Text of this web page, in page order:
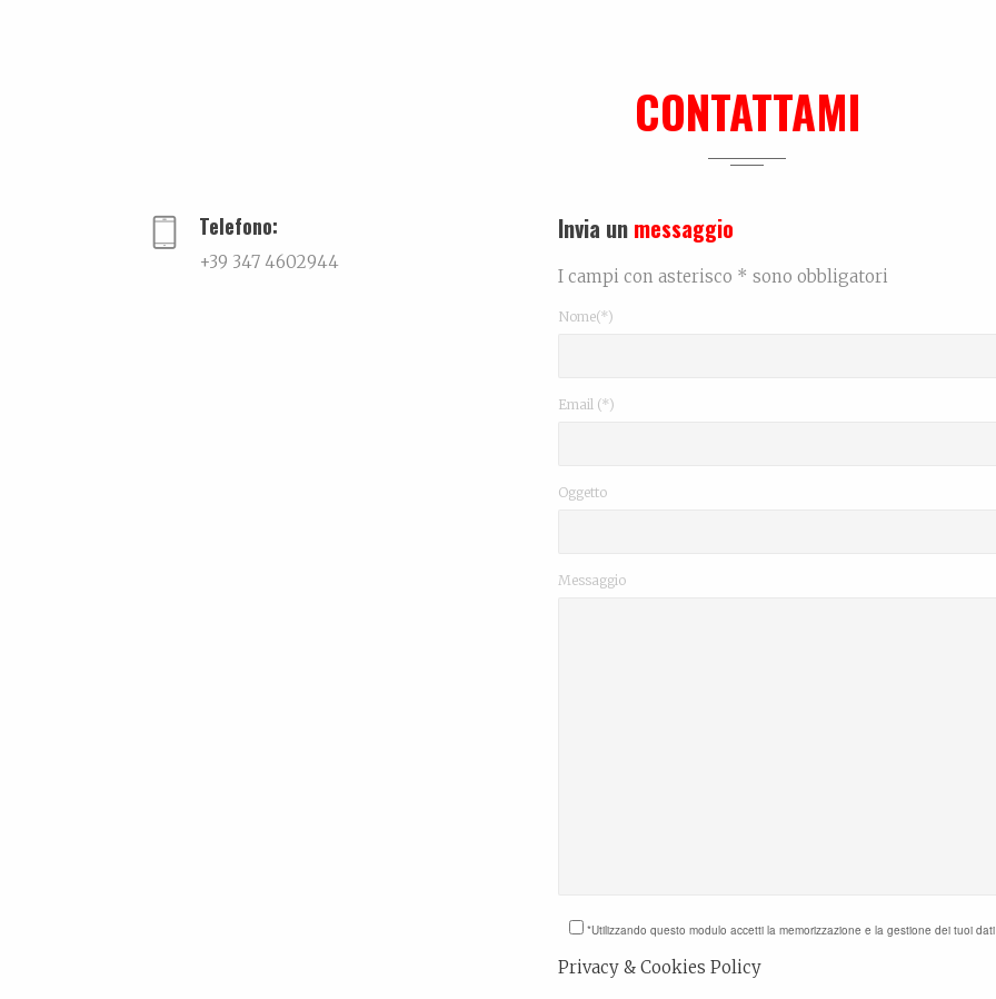
CONTATTAMI
Telefono:
+39 347 4602944
Invia un messaggio
I campi con asterisco * sono obbligatori
Nome(*)
Email (*)
Oggetto
Messaggio
*Utilizzando questo modulo accetti la memorizzazione e la gestione dei tuoi
Privacy & Cookies Policy